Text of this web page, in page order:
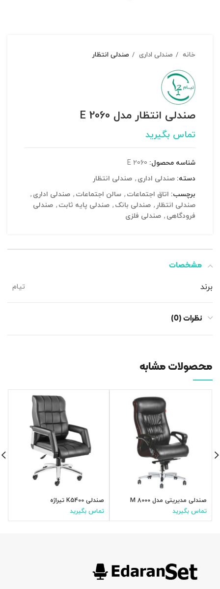
خانه صندلی اداری صندلی انتظار
صندلی انتظار مدل E 2060
تماس بگیرید
شناسه محصول: E 2060
دسته: صندلی اداری , صندلی انتظار
برچسب: اتاق اجتماعات , سالن اجتماعات , صندلی اداری ,
صندلی انتظار , صندلی بانک , صندلی پایه ثابت , صندلی
فرودگاهی , صندلی فلزی
مشخصات
برند تیام
نظرات (0)
محصولات مشابه
صندلی مدیریتی مدل M 8000
تماس بگیرید
صندلی K5400 تیراژه
تماس بگیرید